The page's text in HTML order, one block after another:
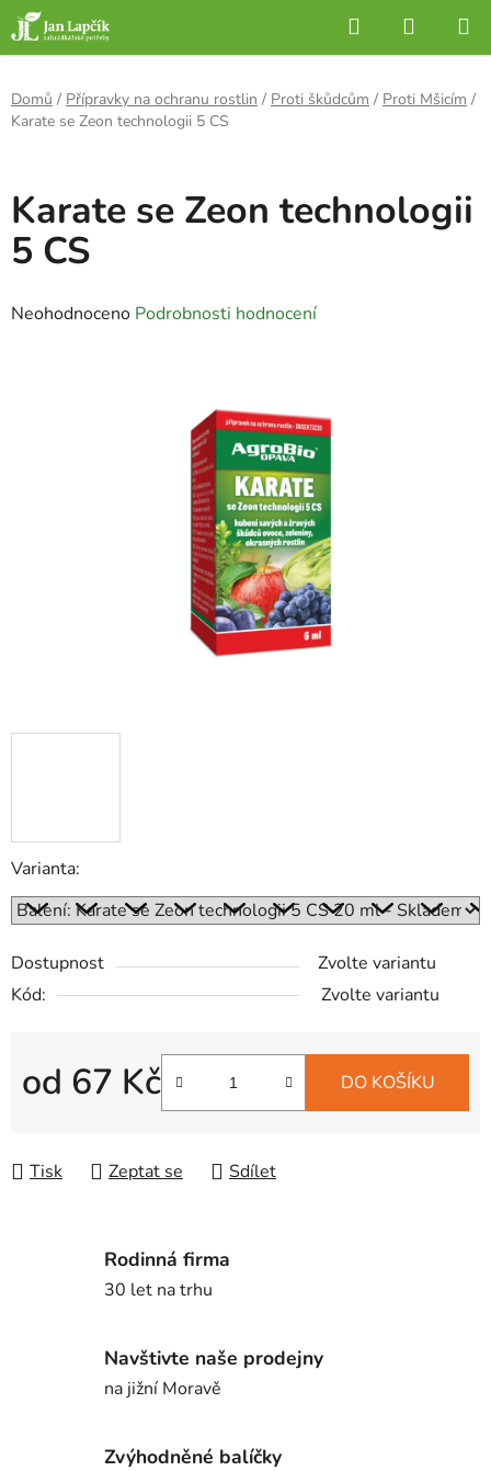
Přejít
na
obsah
Hledat
KOŠÍK
Domů / Přípravky na ochranu rostlin / Proti škůdcům / Proti Mšicím /
Karate se Zeon technologii 5 CS
Varianta:
Dostupnost
Zvolte variantu
Kód:
Zvolte variantu
od 67 Kč DO KOŠÍKU
Tisk Zeptat se Sdílet
Karate se Zeon technologii
5 CS
Průměrné
Neohodnoceno Podrobnosti hodnocení
Rodinná firma
30 let na trhu
Navštivte naše prodejny
na jižní Moravě
Zvýhodněné balíčky